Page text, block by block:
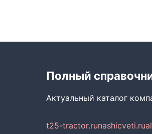
Полный
Актуальный каталог
t25-tractor.runashicveti.ru